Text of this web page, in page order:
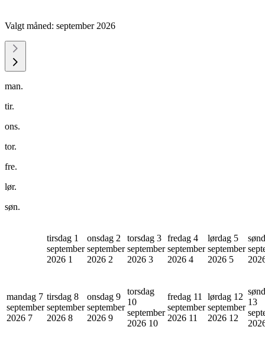
Valgt måned: september 2026
man.
tir.
ons.
tor.
fre.
lør.
søn.
tirsdag 1
september
2026 1
onsdag 2
september
2026 2
torsdag 3
september
2026 3
fredag 4
september
2026 4
lørdag 5
september
2026 5
mandag 7
september
2026 7
tirsdag 8
september
2026 8
onsdag 9
september
2026 9
torsdag
10
september
2026 10
fredag 11
september
2026 11
lørdag 12
september
2026 12
13